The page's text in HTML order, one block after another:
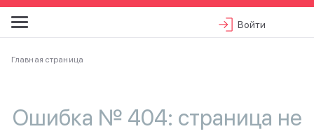
Войти
Главная страница
Ошибка № 404: страница не